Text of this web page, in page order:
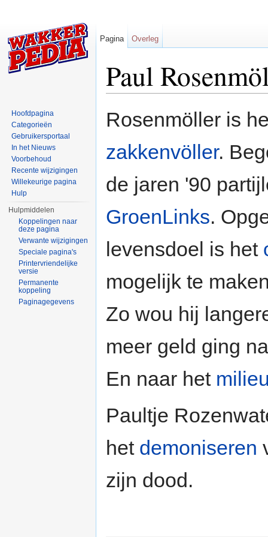
Paul
Rosenmöller is
zakkenvöller.
de jaren '90
GroenLinks.
levensdoel is het
mogelijk te
Zo wou hij
meer geld ging
En naar het
Paultje
het demoniseren
zijn dood.
Pagina Overleg
Hoofdpagina
Categorieën
Gebruikersportaal
In het Nieuws
Voorbehoud
Recente wijzigingen
Willekeurige pagina
Hulp
Hulpmiddelen
Koppelingen naar
deze pagina
Verwante wijzigingen
Speciale pagina's
Printervriendelijke
versie
Permanente
koppeling
Paginagegevens